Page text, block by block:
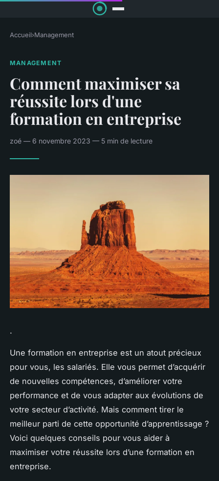
Accueil›Management
MANAGEMENT
Comment maximiser sa
réussite lors d'une
formation en entreprise
zoé — 6 novembre 2023 — 5 min de lecture
.
Une formation en entreprise est un atout précieux
pour vous, les salariés. Elle vous permet d’acquérir
de nouvelles compétences, d’améliorer votre
performance et de vous adapter aux évolutions de
votre secteur d’activité. Mais comment tirer le
meilleur parti de cette opportunité d’apprentissage ?
Voici quelques conseils pour vous aider à
maximiser votre réussite lors d’une formation en
entreprise.